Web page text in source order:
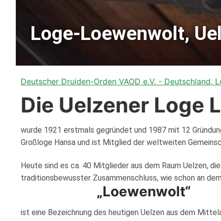
Mitgliedschaft
Groß-Loge
Groß-Loge
Wallenstein-
Humboldt-
Odin-Loge,
Loge
Loge zu den
Nordsee-
Graf-Anton-
Harz-Loge,
Loge
Groß-Loge
Groß-Loge
Logen nach
Druiden-
Druiden-Hilfe
Druidenheim
Neues Vom
Neue Beiträge
Podcast
Unser
Loge-Loewenwolt,
Deutscher Druiden-Orden VAOD e.V. - Deutschland,
Die Uelzener Loge
wurde 1921 erstmals gegründet und 1987 mit 12
Großloge Hansa und ist Mitglied der weltweiten
Heute sind es ca. 40 Mitglieder aus dem Raum Uelzen,
traditionsbewusster Zusammenschluss, wie schon an
„Loewenwolt“
ist eine Bezeichnung des heutigen Uelzen aus dem